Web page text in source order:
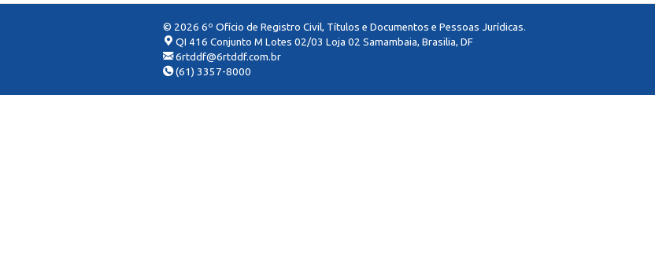
© 2026 6º Ofício de Registro Civil, Títulos e Documentos e Pessoas Jurídicas.
QI 416 Conjunto M Lotes 02/03 Loja 02 Samambaia, Brasilia, DF
6rtddf@6rtddf.com.br
(61) 3357-8000